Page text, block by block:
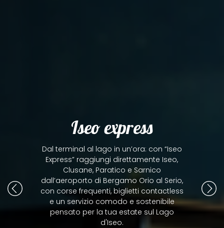
Iseo express
Dal terminal al lago in un’ora: con “Iseo
Express” raggiungi direttamente Iseo,
Clusane, Paratico e Sarnico
dall’aeroporto di Bergamo Orio al Serio,
con corse frequenti, biglietti contactless
e un servizio comodo e sostenibile
pensato per la tua estate sul Lago
d'Iseo.